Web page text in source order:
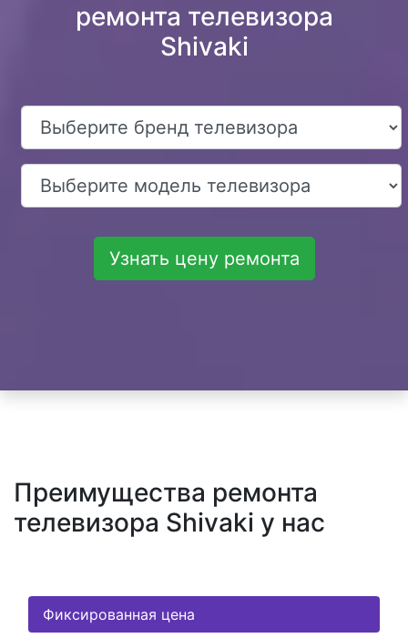
ремонта телевизора
Shivaki
Узнать цену ремонта
Преимущества ремонта
телевизора Shivaki у нас
Фиксированная цена